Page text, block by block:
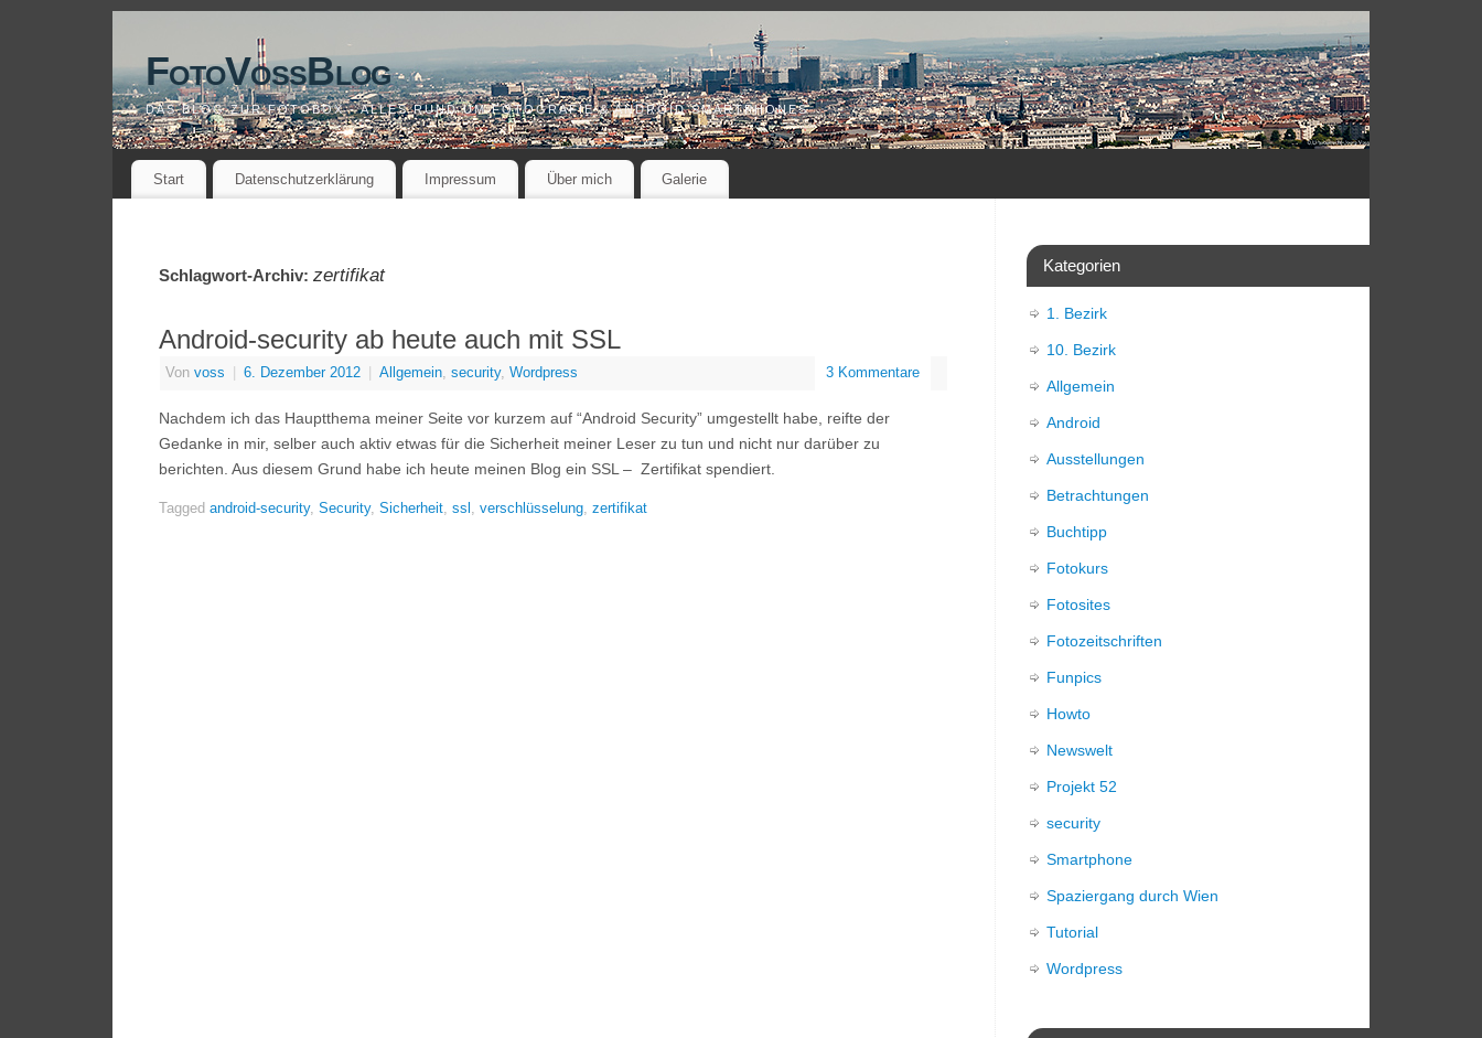
FotoVossBlog
DAS BLOG ZUR FOTOBOX - ALLES RUND UM FOTOGRAFIE & ANDROID SMARTPHONES
Start Datenschutzerklärung Impressum Über mich Galerie
Schlagwort-Archiv: zertifikat
Android-security ab heute auch mit SSL
Von voss 6. Dezember 2012 Allgemein, security, Wordpress 3 Kommentare
Nachdem ich das Hauptthema meiner Seite vor kurzem auf “Android Security” umgestellt habe, reifte der
Gedanke in mir, selber auch aktiv etwas für die Sicherheit meiner Leser zu tun und nicht nur darüber zu
berichten. Aus diesem Grund habe ich heute meinen Blog ein SSL – Zertifikat spendiert.
Tagged android-security, Security, Sicherheit, ssl , verschlüsselung, zertifikat
Kategorien
1. Bezirk
10. Bezirk
Allgemein
Android
Ausstellungen
Betrachtungen
Buchtipp
Fotokurs
Fotosites
Fotozeitschriften
Funpics
Howto
Newswelt
Projekt 52
security
Smartphone
Spaziergang durch Wien
Tutorial
Wordpress